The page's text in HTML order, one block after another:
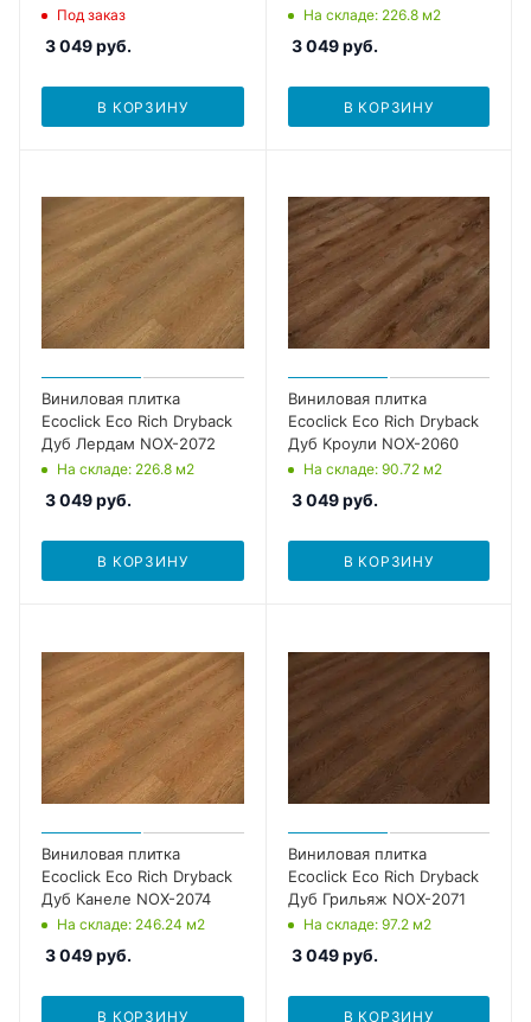
Под заказ
3 049руб.
В КОРЗИНУ
2079На складе: 226.8 м2
3 049руб.
В КОРЗИНУ
Виниловая плитка
Ecoclick Eco Rich Dryback
Дуб Лердам NOX-2072
На складе: 226.8 м2
3 049руб.
В КОРЗИНУ
Виниловая плитка
Ecoclick Eco Rich Dryback
Дуб Кроули NOX-2060
На складе: 90.72 м2
3 049руб.
В КОРЗИНУ
Виниловая плитка
Ecoclick Eco Rich Dryback
Дуб Канеле NOX-2074
На складе: 246.24 м2
3 049руб.
В КОРЗИНУ
Виниловая плитка
Ecoclick Eco Rich Dryback
Дуб Грильяж NOX-2071
На складе: 97.2 м2
3 049руб.
В КОРЗИНУ